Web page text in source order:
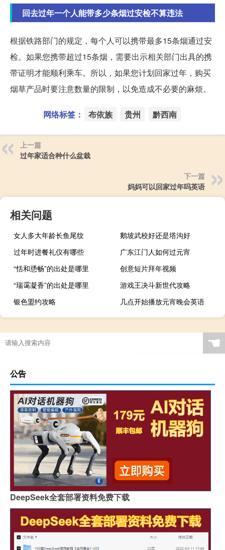
回去过年一个人能带多少条烟过安检不算违法
根据铁路部门的规定，每个人可以携带最多15条烟通过安
检。如果您携带超过15条烟，需要出示相关部门出具的携
带证明才能顺利乘车。所以，如果您计划回家过年，购买
烟草产品时要注意数量的限制，以免造成不必要的麻烦。
网络标签： 布依族 贵州 黔西南
上一篇
过年家适合种什么盆栽
下一篇
妈妈可以回家过年吗英语
相关问题
女人多大年龄长鱼尾纹
鹅坡武校好还是塔沟好
过年时进餐礼仪有哪些
广东江门人如何过元宵
“恬和愻畅”的出处是哪里
创意短片拜年视频
“瑞霭凝香”的出处是哪里
游戏王决斗新世代攻略
银色盟约攻略
几点开始播放元宵晚会英语
☚
公告
DeepSeek全套部署资料免费下载